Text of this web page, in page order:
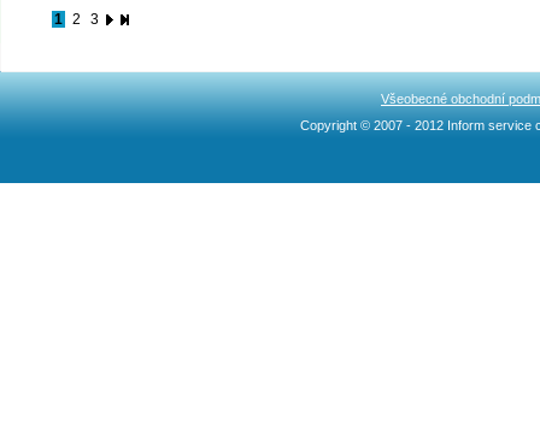
1 2 3
Všeobecné obchodní
Copyright © 2007 - 2012 Inform service